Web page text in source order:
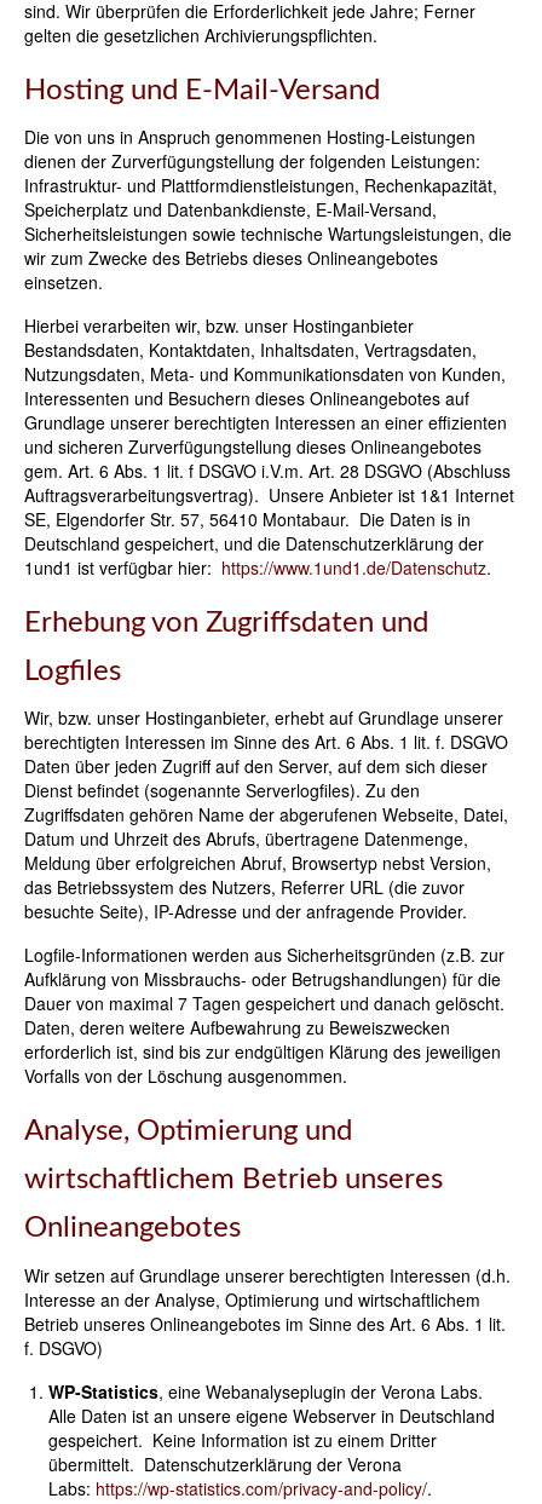
sind. Wir überprüfen die Erforderlichkeit jede Jahre; Ferner
gelten die gesetzlichen Archivierungspflichten.
Hosting und E-Mail-Versand
Die von uns in Anspruch genommenen Hosting-Leistungen
dienen der Zurverfügungstellung der folgenden Leistungen:
Infrastruktur- und Plattformdienstleistungen, Rechenkapazität,
Speicherplatz und Datenbankdienste, E-Mail-Versand,
Sicherheitsleistungen sowie technische Wartungsleistungen, die
wir zum Zwecke des Betriebs dieses Onlineangebotes
einsetzen.
Hierbei verarbeiten wir, bzw. unser Hostinganbieter
Bestandsdaten, Kontaktdaten, Inhaltsdaten, Vertragsdaten,
Nutzungsdaten, Meta- und Kommunikationsdaten von Kunden,
Interessenten und Besuchern dieses Onlineangebotes auf
Grundlage unserer berechtigten Interessen an einer effizienten
und sicheren Zurverfügungstellung dieses Onlineangebotes
gem. Art. 6 Abs. 1 lit. f DSGVO i.V.m. Art. 28 DSGVO (Abschluss
Auftragsverarbeitungsvertrag). Unsere Anbieter ist 1&1 Internet
SE, Elgendorfer Str. 57, 56410 Montabaur. Die Daten is in
Deutschland gespeichert, und die Datenschutzerklärung der
1und1 ist verfügbar hier: https://www.1und1.de/Datenschutz.
Erhebung von Zugriffsdaten und
Logfiles
Wir, bzw. unser Hostinganbieter, erhebt auf Grundlage unserer
berechtigten Interessen im Sinne des Art. 6 Abs. 1 lit. f. DSGVO
Daten über jeden Zugriff auf den Server, auf dem sich dieser
Dienst befindet (sogenannte Serverlogfiles). Zu den
Zugriffsdaten gehören Name der abgerufenen Webseite, Datei,
Datum und Uhrzeit des Abrufs, übertragene Datenmenge,
Meldung über erfolgreichen Abruf, Browsertyp nebst Version,
das Betriebssystem des Nutzers, Referrer URL (die zuvor
besuchte Seite), IP-Adresse und der anfragende Provider.
Logfile-Informationen werden aus Sicherheitsgründen (z.B. zur
Aufklärung von Missbrauchs- oder Betrugshandlungen) für die
Dauer von maximal 7 Tagen gespeichert und danach gelöscht.
Daten, deren weitere Aufbewahrung zu Beweiszwecken
erforderlich ist, sind bis zur endgültigen Klärung des jeweiligen
Vorfalls von der Löschung ausgenommen.
Analyse, Optimierung und
wirtschaftlichem Betrieb unseres
Onlineangebotes
Wir setzen auf Grundlage unserer berechtigten Interessen (d.h.
Interesse an der Analyse, Optimierung und wirtschaftlichem
Betrieb unseres Onlineangebotes im Sinne des Art. 6 Abs. 1 lit.
f. DSGVO)
WP-Statistics, eine Webanalyseplugin der Verona Labs.
Alle Daten ist an unsere eigene Webserver in Deutschland
gespeichert. Keine Information ist zu einem Dritter
übermittelt. Datenschutzerklärung der Verona
Labs: https://wp-statistics.com/privacy-and-policy/.